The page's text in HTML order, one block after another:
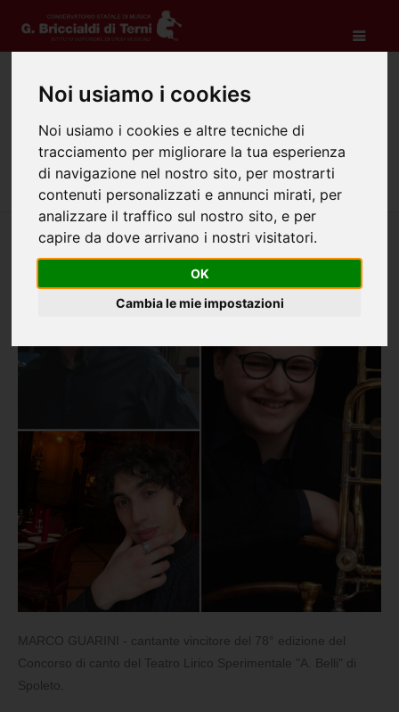
Noi usiamo i cookies
Noi usiamo i cookies e altre tecniche di
tracciamento per migliorare la tua esperienza
di navigazione nel nostro sito, per mostrarti
contenuti personalizzati e annunci mirati, per
analizzare il traffico sul nostro sito, e per
capire da dove arrivano i nostri visitatori.
OK
Cambia le mie impostazioni
MARZO 2024
Home Attività Albo di merito MARZO 2024
MARCO GUARINI - cantante vincitore del 78° edizione del
Concorso di canto del Teatro Lirico Sperimentale "A. Belli" di
Spoleto.